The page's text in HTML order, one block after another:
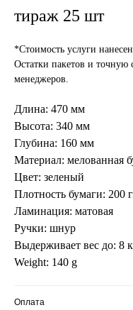
тираж 25 шт
*Стоимость услуги
Остатки пакетов и точную
менеджеров.
Длина: 470 мм
Высота: 340 мм
Глубина: 160 мм
Материал: мелованная
Цвет: зеленый
Плотность бумаги: 200
Ламинация: матовая
Ручки: шнур
Выдерживает вес до: 8
Weight: 140 g
Оплата